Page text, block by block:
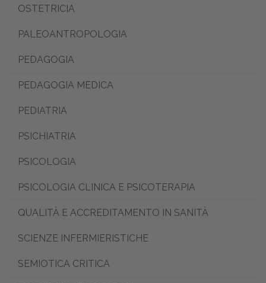
OSTETRICIA
PALEOANTROPOLOGIA
PEDAGOGIA
PEDAGOGIA MEDICA
PEDIATRIA
PSICHIATRIA
PSICOLOGIA
PSICOLOGIA CLINICA E PSICOTERAPIA
QUALITÀ E ACCREDITAMENTO IN SANITÀ
SCIENZE INFERMIERISTICHE
SEMIOTICA CRITICA